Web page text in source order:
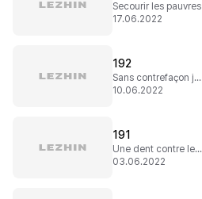
Secourir les pauvres
17.06.2022
192
Sans contrefaçon je suis un garçon
10.06.2022
191
Une dent contre le roi
03.06.2022